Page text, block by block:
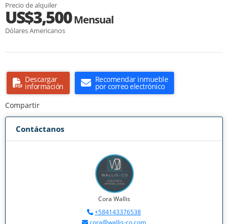
Precio de alquiler
US$3,500Mensual
Dólares Americanos
Descargar
información
Recomendar inmueble
por correo electrónico
Compartir
Contáctanos
Cora Wallis
+584143376538
cora@wallis-co.com